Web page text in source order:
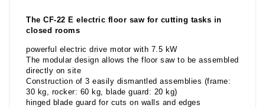
The CF-22 E electric floor saw for cutting tasks in
closed rooms
powerful electric drive motor with 7.5 kW
The modular design allows the floor saw to be assembled
directly on site
Construction of 3 easily dismantled assemblies (frame:
30 kg, rocker: 60 kg, blade guard: 20 kg)
hinged blade guard for cuts on walls and edges